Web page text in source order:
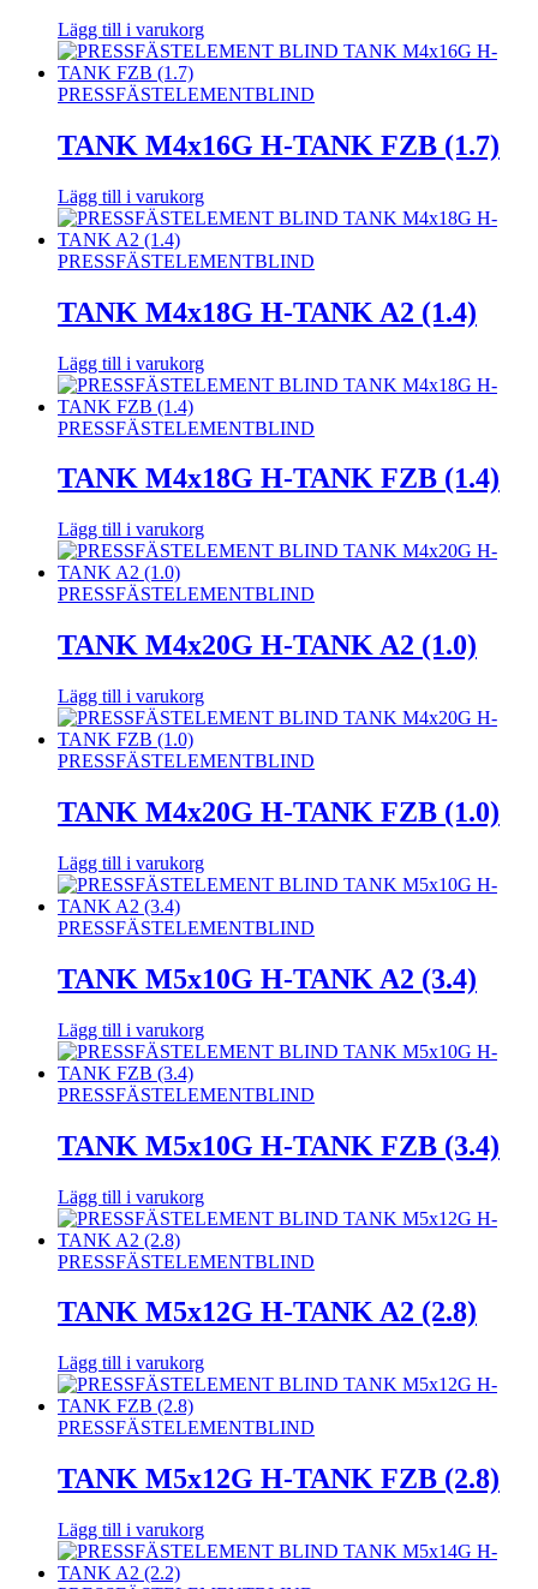
Lägg till i varukorg
PRESSFÄSTELEMENTBLIND
TANK M4x16G H-TANK FZB (1.7)
Lägg till i varukorg
PRESSFÄSTELEMENTBLIND
TANK M4x18G H-TANK A2 (1.4)
Lägg till i varukorg
PRESSFÄSTELEMENTBLIND
TANK M4x18G H-TANK FZB (1.4)
Lägg till i varukorg
PRESSFÄSTELEMENTBLIND
TANK M4x20G H-TANK A2 (1.0)
Lägg till i varukorg
PRESSFÄSTELEMENTBLIND
TANK M4x20G H-TANK FZB (1.0)
Lägg till i varukorg
PRESSFÄSTELEMENTBLIND
TANK M5x10G H-TANK A2 (3.4)
Lägg till i varukorg
PRESSFÄSTELEMENTBLIND
TANK M5x10G H-TANK FZB (3.4)
Lägg till i varukorg
PRESSFÄSTELEMENTBLIND
TANK M5x12G H-TANK A2 (2.8)
Lägg till i varukorg
PRESSFÄSTELEMENTBLIND
TANK M5x12G H-TANK FZB (2.8)
Lägg till i varukorg